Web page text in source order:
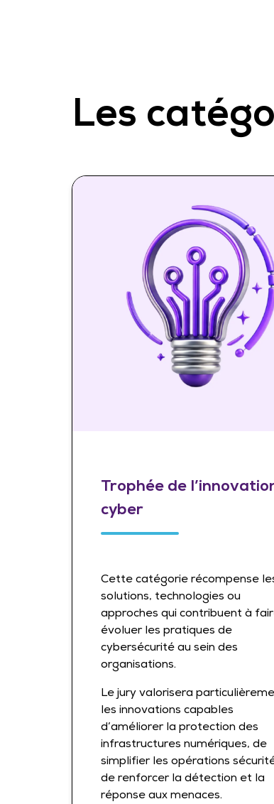
Les
Trophée de
cyber
Cette catégorie récompense
solutions, technologies ou
approches qui contribuent à
évoluer les pratiques de
cybersécurité au sein des
organisations.
Le jury valorisera
les innovations capables
d’améliorer la protection des
infrastructures numériques, de
simplifier les opérations
de renforcer la détection et la
réponse aux menaces.